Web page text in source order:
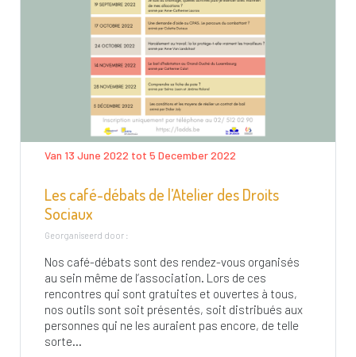
Van 13 June 2022 tot 5 December 2022
Les café-débats de l’Atelier des Droits
Sociaux
Georganiseerd door :
Nos café-débats sont des rendez-vous organisés
au sein même de l’association. Lors de ces
rencontres qui sont gratuites et ouvertes à tous,
nos outils sont soit présentés, soit distribués aux
personnes qui ne les auraient pas encore, de telle
sorte...